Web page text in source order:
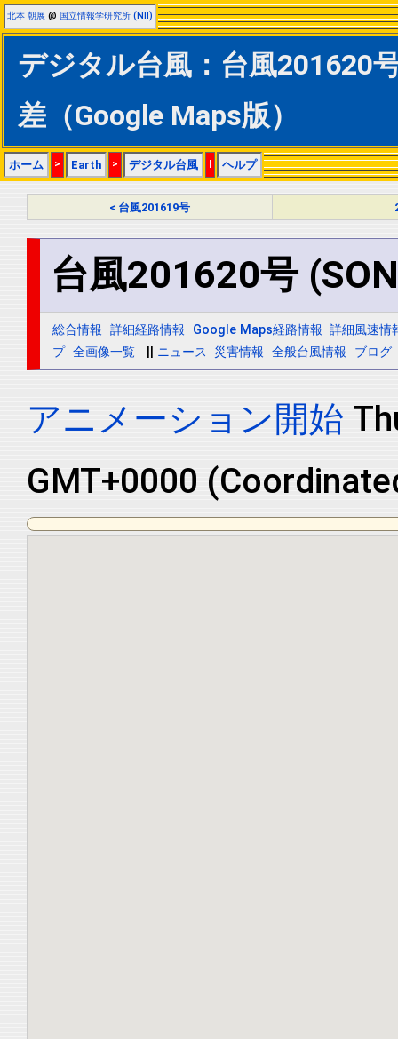
北本 朝展 @ 国立情報学研究所 (NII)
デジタル台風：台風201620
差（Google Maps版）
ホーム > Earth > デジタル台風 | ヘルプ
< 台風201619号
台風201620号
総合情報 詳細経路情報 Google Maps経路情報 詳細風速情
プ 全画像一覧 ニュース 災害情報 全般台風情報 ブログ
アニメーション開始
GMT+0000